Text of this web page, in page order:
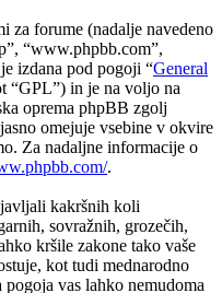
za forume (nadalje navedeno
“www.phpbb.com”,
izdana pod pogoji “General
“GPL”) in je na voljo na
oprema phpBB zgolj
omejuje vsebine v okvire
Za nadaljne informacije o
.
kakršnih koli
sovražnih, grozečih,
kršile zakone tako vaše
kot tudi mednarodno
vas lahko nemudoma